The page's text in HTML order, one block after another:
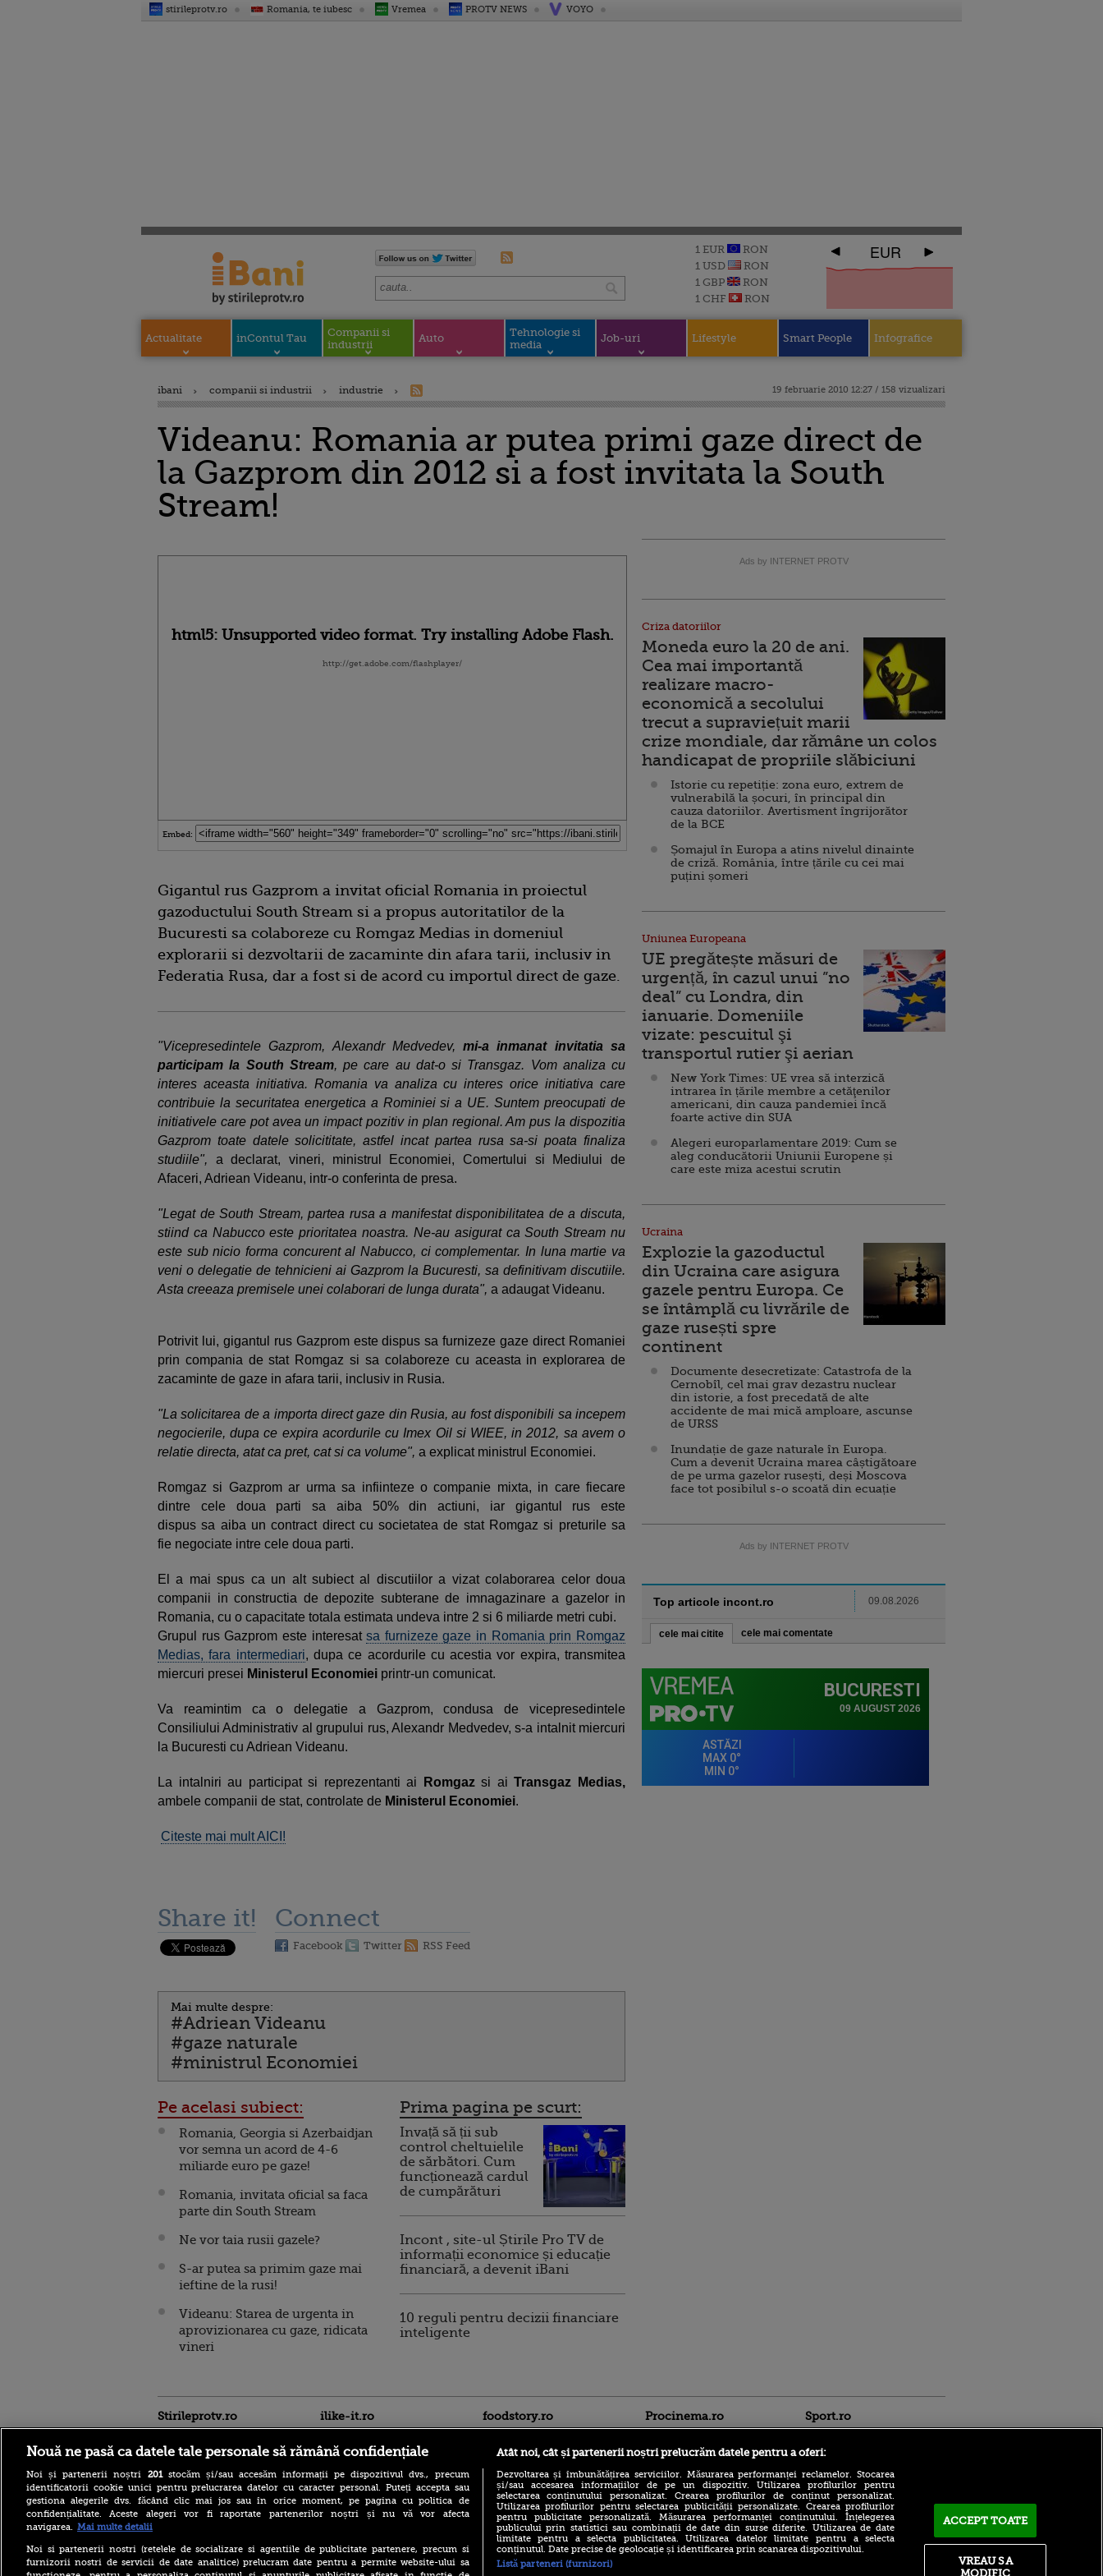
stirileprotv.ro Romania, te iubesc Vremea PROTV NEWS VOYO
1 EUR
RON
1 USD
RON
1 GBP
RON
1 CHF
RON
EUR
Actualitate inContul Tau
Companii si
industrii
Auto
Tehnologie si
media
Job-uri Lifestyle Smart People Infografice
ibani companii si industrii industrie 19 februarie 2010 12:27 / 158 vizualizari
Videanu: Romania ar putea primi gaze direct de
la Gazprom din 2012 si a fost invitata la South
Stream!
html5: Unsupported video format. Try installing Adobe Flash.
http://get.adobe.com/flashplayer/
Embed:
Gigantul rus Gazprom a invitat oficial Romania in proiectul
gazoductului South Stream si a propus autoritatilor de la
Bucuresti sa colaboreze cu Romgaz Medias in domeniul
explorarii si dezvoltarii de zacaminte din afara tarii, inclusiv in
Federatia Rusa, dar a fost si de acord cu importul direct de gaze.
"Vicepresedintele Gazprom, Alexandr Medvedev,mi-a inmanat invitatia sa
participam la South Stream, pe care au dat-o si Transgaz. Vom analiza cu
interes aceasta initiativa. Romania va analiza cu interes orice initiativa care
contribuie la securitatea energetica a Rominiei si a UE. Suntem preocupati de
initiativele care pot avea un impact pozitiv in plan regional. Am pus la dispozitia
Gazprom toate datele solicititate, astfel incat partea rusa sa-si poata finaliza
studiile", a declarat, vineri, ministrul Economiei, Comertului si Mediului de
Afaceri, Adriean Videanu, intr-o conferinta de presa.
"Legat de South Stream, partea rusa a manifestat disponibilitatea de a discuta,
stiind ca Nabucco este prioritatea noastra. Ne-au asigurat ca South Stream nu
este sub nicio forma concurent al Nabucco, ci complementar. In luna martie va
veni o delegatie de tehnicieni ai Gazprom la Bucuresti, sa definitivam discutiile.
Asta creeaza premisele unei colaborari de lunga durata", a adaugat Videanu.
Potrivit lui, gigantul rus Gazprom este dispus sa furnizeze gaze direct Romaniei
prin compania de stat Romgaz si sa colaboreze cu aceasta in explorarea de
zacaminte de gaze in afara tarii, inclusiv in Rusia.
"La solicitarea de a importa direct gaze din Rusia, au fost disponibili sa incepem
negocierile, dupa ce expira acordurile cu Imex Oil si WIEE, in 2012, sa avem o
relatie directa, atat ca pret, cat si ca volume", a explicat ministrul Economiei.
Romgaz si Gazprom ar urma sa infiinteze o companie mixta, in care fiecare
dintre cele doua parti sa aiba 50% din actiuni, iar gigantul rus este
dispus sa aiba un contract direct cu societatea de stat Romgaz si preturile sa
fie negociate intre cele doua parti.
El a mai spus ca un alt subiect al discutiilor a vizat colaborarea celor doua
companii in constructia de depozite subterane de imnagazinare a gazelor in
Romania, cu o capacitate totala estimata undeva intre 2 si 6 miliarde metri cubi.
Grupul rus Gazprom este interesatsa furnizeze gaze in Romania prin Romgaz
Medias, fara intermediari, dupa ce acordurile cu acestia vor expira, transmitea
miercuri presei Ministerul Economiei printr-un comunicat.
Va reamintim ca o delegatie a Gazprom, condusa de vicepresedintele
Consiliului Administrativ al grupului rus, Alexandr Medvedev, s-a intalnit miercuri
la Bucuresti cu Adriean Videanu.
La intalniri au participat si reprezentanti ai Romgazsi aiTransgaz Medias,
ambele companii de stat, controlate de Ministerul Economiei.
Citeste mai mult AICI!
Share it! Connect
Facebook Twitter RSS Feed
Mai multe despre:
#Adriean Videanu
#gaze naturale
#ministrul Economiei
Pe acelasi subiect:
Romania, Georgia si Azerbaidjan
vor semna un acord de 4-6
miliarde euro pe gaze!
Romania, invitata oficial sa faca
parte din South Stream
Ne vor taia rusii gazele?
S-ar putea sa primim gaze mai
ieftine de la rusi!
Videanu: Starea de urgenta in
aprovizionarea cu gaze, ridicata
vineri
Prima pagina pe scurt:
Invață să ții sub
control cheltuielile
de sărbători. Cum
funcționează cardul
de cumpărături
Incont , site-ul Știrile Pro TV de
informații economice și educație
financiară, a devenit iBani
10 reguli pentru decizii financiare
inteligente
Ads by INTERNET PROTV
Criza datoriilor
Moneda euro la 20 de ani.
Cea mai importantă
realizare macro-
economică a secolului
trecut a supraviețuit marii
crize mondiale, dar rămâne un colos
handicapat de propriile slăbiciuni
Istorie cu repetiție: zona euro, extrem de
vulnerabilă la șocuri, în principal din
cauza datoriilor. Avertisment îngrijorător
de la BCE
Șomajul în Europa a atins nivelul dinainte
de criză. România, între țările cu cei mai
puțini șomeri
Uniunea Europeana
UE pregătește măsuri de
urgență, în cazul unui ”no
deal” cu Londra, din
ianuarie. Domeniile
vizate: pescuitul şi
transportul rutier şi aerian
New York Times: UE vrea să interzică
intrarea în țările membre a cetăţenilor
americani, din cauza pandemiei încă
foarte active din SUA
Alegeri europarlamentare 2019: Cum se
aleg conducătorii Uniunii Europene și
care este miza acestui scrutin
Ucraina
Explozie la gazoductul
din Ucraina care asigura
gazele pentru Europa. Ce
se întâmplă cu livrările de
gaze rusești spre
continent
Documente desecretizate: Catastrofa de la
Cernobîl, cel mai grav dezastru nuclear
din istorie, a fost precedată de alte
accidente de mai mică amploare, ascunse
de URSS
Inundație de gaze naturale în Europa.
Cum a devenit Ucraina marea câștigătoare
de pe urma gazelor rusești, deși Moscova
face tot posibilul s-o scoată din ecuație
Ads by INTERNET PROTV
Top articole incont.ro 09.08.2026
cele mai citite cele mai comentate
Stirileprotv.ro
Care este mâncarea
preferată a lui Florin
ilike-it.ro foodstory.ro
(P) Descoperă Lumea
Evenimentelor din România
cu Transilvania Events!
Procinema.ro
Banditul zburător, cel mai
prolific spărgător de bănci
Sport.ro
Mină de aur la Dinamo: „Va
Nouă ne pasă ca datele tale personale să rămână confidențiale
Noi și partenerii noștri 201stocăm și/sau accesăm informații pe dispozitivul dvs., precum
identificatorii cookie unici pentru prelucrarea datelor cu caracter personal. Puteți accepta sau
gestiona alegerile dvs. făcând clic mai jos sau în orice moment, pe pagina cu politica de
confidențialitate. Aceste alegeri vor fi raportate partenerilor noștri și nu vă vor afecta
navigarea. Mai multe detalii
Noi si partenerii nostri (retelele de socializare si agentiile de publicitate partenere, precum si
furnizorii nostri de servicii de date analitice) prelucram date pentru a permite website-ului sa
Atât noi, cât și partenerii noștri prelucrăm datele pentru a oferi:
Dezvoltarea și îmbunătățirea serviciilor. Măsurarea performanței reclamelor. Stocarea
și/sau accesarea informațiilor de pe un dispozitiv. Utilizarea profilurilor pentru
selectarea conținutului personalizat. Crearea profilurilor de conținut personalizat.
Utilizarea profilurilor pentru selectarea publicității personalizate. Crearea profilurilor
pentru publicitate personalizată. Măsurarea performanței conținutului. Înțelegerea
publicului prin statistici sau combinații de date din surse diferite. Utilizarea de date
limitate pentru a selecta publicitatea. Utilizarea datelor limitate pentru a selecta
conținutul. Date precise de geolocație și identificarea prin scanarea dispozitivului.
Listă parteneri (furnizori)
ACCEPT TOATE
VREAU SA
MODIFIC